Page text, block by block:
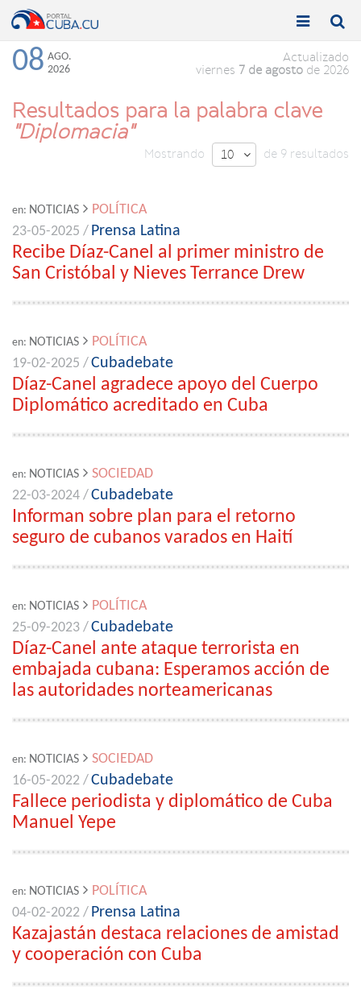
Toggle

Toggle

08 AGO.
2026
Actualizado
viernes 7 de agosto de 2026
Resultados para la palabra clave
"Diplomacia"
Mostrando 10  de 9 resultados
en: NOTICIAS
POLÍTICA
23-05-2025 / Prensa Latina
Recibe Díaz-Canel al primer ministro de
San Cristóbal y Nieves Terrance Drew
en: NOTICIAS
POLÍTICA
19-02-2025 /Cubadebate
Díaz-Canel agradece apoyo del Cuerpo
Diplomático acreditado en Cuba
en: NOTICIAS
SOCIEDAD
22-03-2024 /Cubadebate
Informan sobre plan para el retorno
seguro de cubanos varados en Haití
en: NOTICIAS
POLÍTICA
25-09-2023 /Cubadebate
Díaz-Canel ante ataque terrorista en
embajada cubana: Esperamos acción de
las autoridades norteamericanas
en: NOTICIAS
SOCIEDAD
16-05-2022 /Cubadebate
Fallece periodista y diplomático de Cuba
Manuel Yepe
en: NOTICIAS
POLÍTICA
04-02-2022 / Prensa Latina
Kazajastán destaca relaciones de amistad
y cooperación con Cuba